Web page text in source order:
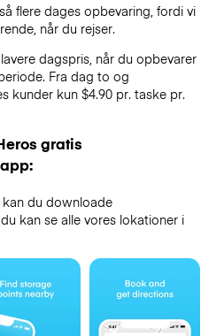
flere dages opbevaring, fordi vi
når du rejser.
dagspris, når du opbevarer
Fra dag to og
kunder kun $4.90 pr. taske pr.
gratis
du downloade
kan se alle vores lokationer i